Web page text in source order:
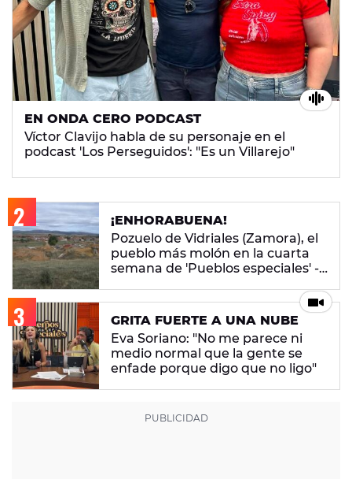
EN ONDA CERO PODCAST
Víctor Clavijo habla de su personaje en el
podcast 'Los Perseguidos': "Es un Villarejo"
¡ENHORABUENA!
Pozuelo de Vidriales (Zamora), el
pueblo más molón en la cuarta
semana de 'Pueblos especiales' -
GRITA FUERTE A UNA NUBE
Eva Soriano: "No me parece ni
medio normal que la gente se
enfade porque digo que no ligo"